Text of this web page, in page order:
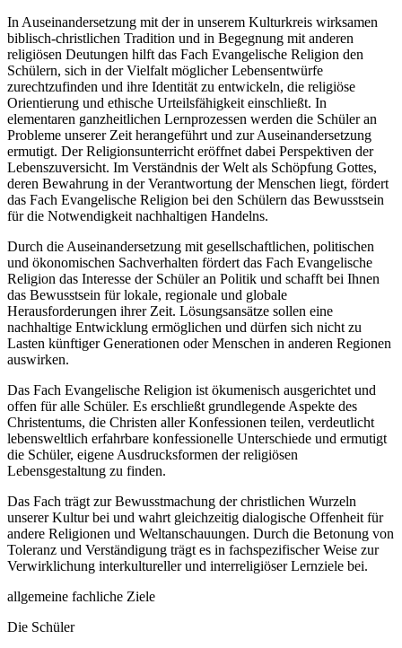
In Auseinandersetzung mit der in unserem Kulturkreis wirksamen
biblisch-christlichen Tradition und in Begegnung mit anderen
religiösen Deutungen hilft das Fach Evangelische Religion den
Schülern, sich in der Vielfalt möglicher Lebensentwürfe
zurechtzufinden und ihre Identität zu entwickeln, die religiöse
Orientierung und ethische Urteilsfähigkeit einschließt. In
elementaren ganzheitlichen Lernprozessen werden die Schüler an
Probleme unserer Zeit herangeführt und zur Auseinandersetzung
ermutigt. Der Religionsunterricht eröffnet dabei Perspektiven der
Lebenszuversicht. Im Verständnis der Welt als Schöpfung Gottes,
deren Bewahrung in der Verantwortung der Menschen liegt, fördert
das Fach Evangelische Religion bei den Schülern das Bewusstsein
für die Notwendigkeit nachhaltigen Handelns.
Durch die Auseinandersetzung mit gesellschaftlichen, politischen
und ökonomischen Sachverhalten fördert das Fach Evangelische
Religion das Interesse der Schüler an Politik und schafft bei Ihnen
das Bewusstsein für lokale, regionale und globale
Herausforderungen ihrer Zeit. Lösungsansätze sollen eine
nachhaltige Entwicklung ermöglichen und dürfen sich nicht zu
Lasten künftiger Generationen oder Menschen in anderen Regionen
auswirken.
Das Fach Evangelische Religion ist ökumenisch ausgerichtet und
offen für alle Schüler. Es erschließt grundlegende Aspekte des
Christentums, die Christen aller Konfessionen teilen, verdeutlicht
lebensweltlich erfahrbare konfessionelle Unterschiede und ermutigt
die Schüler, eigene Ausdrucksformen der religiösen
Lebensgestaltung zu finden.
Das Fach trägt zur Bewusstmachung der christlichen Wurzeln
unserer Kultur bei und wahrt gleichzeitig dialogische Offenheit für
andere Religionen und Weltanschauungen. Durch die Betonung von
Toleranz und Verständigung trägt es in fachspezifischer Weise zur
Verwirklichung interkultureller und interreligiöser Lernziele bei.
allgemeine fachliche Ziele
Die Schüler